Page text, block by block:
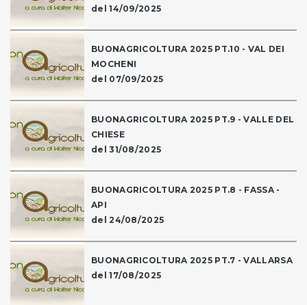
del 14/09/2025
BUONAGRICOLTURA 2025 PT.10 - VAL DEI
MOCHENI
del 07/09/2025
BUONAGRICOLTURA 2025 PT.9 - VALLE DEL
CHIESE
del 31/08/2025
BUONAGRICOLTURA 2025 PT.8 - FASSA -
API
del 24/08/2025
BUONAGRICOLTURA 2025 PT.7 - VALLARSA
del 17/08/2025